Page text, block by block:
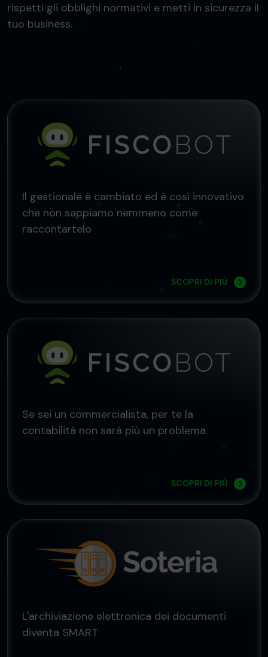
rispetti gli obblighi normativi e metti in sicurezza il
tuo business.
Il gestionale è cambiato ed è così innovativo
che non sappiamo nemmeno come
raccontartelo
SCOPRI DI PIÙ
Se sei un commercialista, per te la
contabilità non sarà più un problema.
SCOPRI DI PIÙ
L'archiviazione elettronica dei documenti
diventa SMART